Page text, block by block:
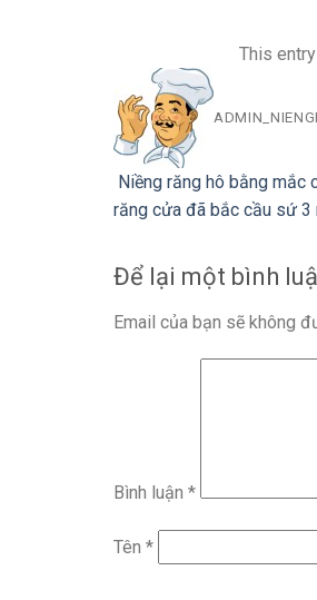
This
Niềng răng hô bằng mắc
răng cửa đã bắc cầu sứ 3
Để lại một bình
Email của bạn sẽ không
Bình luận *
Tên *